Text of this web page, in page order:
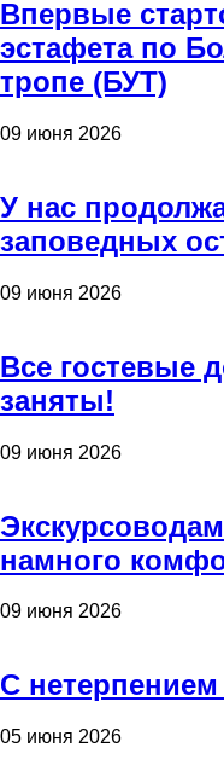
Впервые
эстафета по
тропе (БУТ)
09 июня 2026
У нас
заповедных
09 июня 2026
Все гостевые
заняты!
09 июня 2026
намного
09 июня 2026
С
05 июня 2026